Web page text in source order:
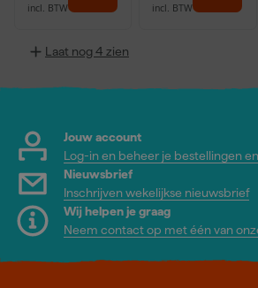
incl. BTW incl. BTW
Laat nog 4 zien
Jouw account
Log-in en beheer je bestellingen
Nieuwsbrief
Inschrijven wekelijkse nieuwsbrief
Wij helpen je graag
Neem contact op met één van